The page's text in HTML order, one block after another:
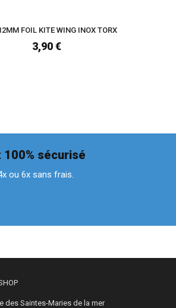
FOIL KITE WING INOX TORX
3,90 €
100% sécurisé
ou 6x sans frais.
des Saintes-Maries de la mer